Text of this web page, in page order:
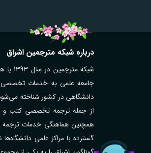
درباره شبکه مترجمین اشراق
شبکه
جامعه علمی به خدمات تخصصی
دانشگاهی در کشور شناخته
از جمله ترجمه تخصصی کتب و
همچنین هماهنگی خدمات ترجمه